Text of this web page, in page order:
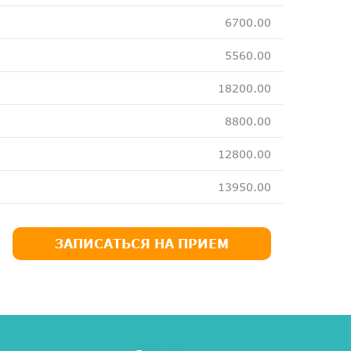
6700.00
5560.00
18200.00
8800.00
12800.00
13950.00
ЗАПИСАТЬСЯ НА ПРИЕМ